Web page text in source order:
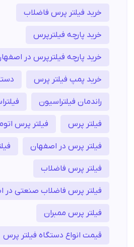
خرید فیلتر پرس فاضلاب
خرید پارچه فیلترپرس
خرید پارچه فیلترپرس در
خرید پمپ فیلتر پرس
راندمان فیلتراسیون
فیلتر پرس فیلتر پرس
فیلتر پرس در اصفهان
فیلتر پرس فاضلاب
فیلتر پرس فاضلاب صنعتی در
فیلتر پرس ممبران
قیمت انواع دستگاه فیلتر پرس